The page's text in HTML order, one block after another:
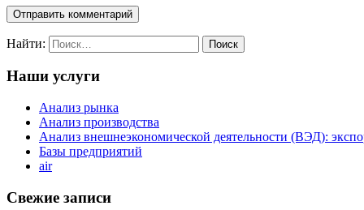
Найти:
Наши услуги
Анализ рынка
Анализ производства
Анализ внешнеэкономической деятельности (ВЭД):
Базы предприятий
air
Свежие записи